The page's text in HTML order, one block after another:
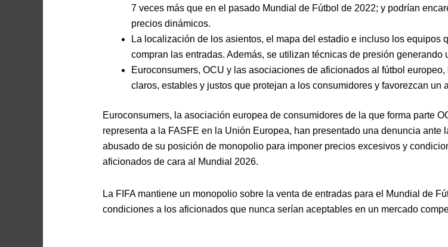
7 veces más que en el pasado Mundial de Fútbol de 2022; y podrían
precios dinámicos.
La localización de los asientos, el mapa del estadio e incluso los equipos
compran las entradas. Además, se utilizan técnicas de presión
Euroconsumers, OCU y las asociaciones de aficionados al fútbol
claros, estables y justos que protejan a los consumidores y favorezcan un
Euroconsumers, la asociación europea de consumidores de la que forma parte
representa a la FASFE en la Unión Europea, han presentado una denuncia
abusado de su posición de monopolio para imponer precios excesivos y
aficionados de cara al Mundial 2026.
La FIFA mantiene un monopolio sobre la venta de entradas para el Mundial de
condiciones a los aficionados que nunca serían aceptables en un mercado